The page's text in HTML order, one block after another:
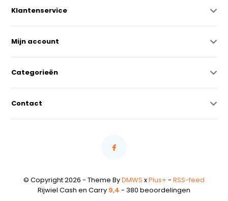
Klantenservice
Mijn account
Categorieën
Contact
© Copyright 2026 - Theme ByDMWS xPlus+ - RSS-feed
Rijwiel Cash en Carry 9,4 - 380 beoordelingen